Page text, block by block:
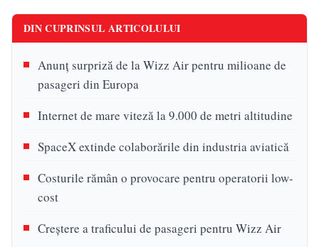
DIN CUPRINSUL ARTICOLULUI
Anunț surpriză de la Wizz Air pentru milioane de
pasageri din Europa
Internet de mare viteză la 9.000 de metri altitudine
SpaceX extinde colaborările din industria aviatică
Costurile rămân o provocare pentru operatorii low-
cost
Creștere a traficului de pasageri pentru Wizz Air